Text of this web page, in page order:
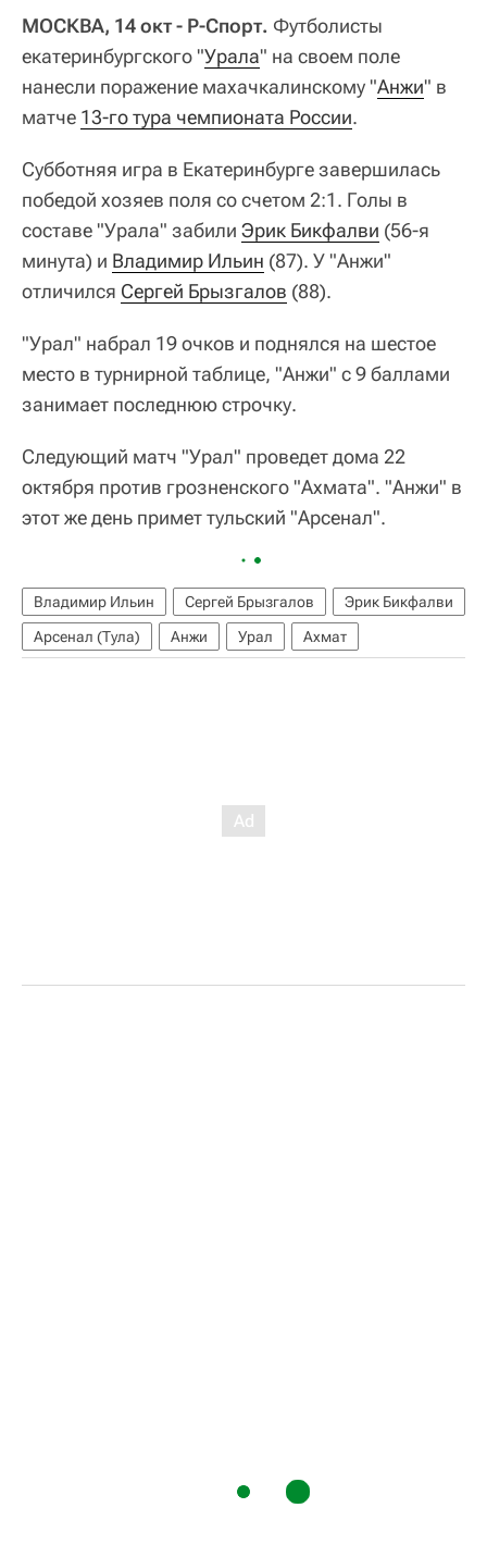
МОСКВА, 14 окт - Р-Спорт. Футболисты
екатеринбургского "Урала" на своем поле
нанесли поражение махачкалинскому "Анжи" в
матче 13-го тура чемпионата России.
Субботняя игра в Екатеринбурге завершилась
победой хозяев поля со счетом 2:1. Голы в
составе "Урала" забили Эрик Бикфалви (56-я
минута) и Владимир Ильин (87). У "Анжи"
отличился Сергей Брызгалов (88).
"Урал" набрал 19 очков и поднялся на шестое
место в турнирной таблице, "Анжи" с 9 баллами
занимает последнюю строчку.
Следующий матч "Урал" проведет дома 22
октября против грозненского "Ахмата". "Анжи" в
этот же день примет тульский "Арсенал".
Владимир Ильин Сергей Брызгалов
Эрик Бикфалви
Арсенал (Тула)
Анжи Урал Ахмат